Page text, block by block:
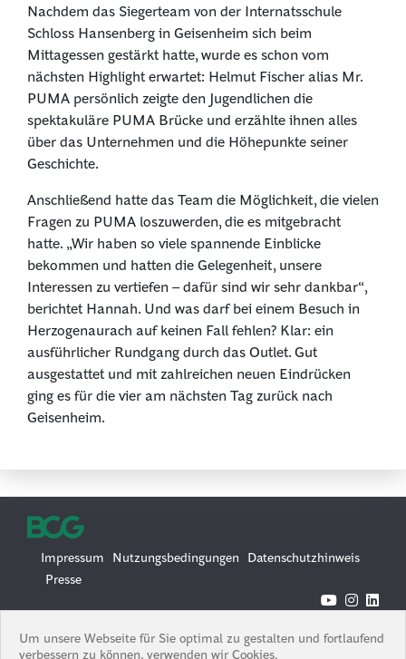
Nachdem das Siegerteam von der Internatsschule
Schloss Hansenberg in Geisenheim sich beim
Mittagessen gestärkt hatte, wurde es schon vom
nächsten Highlight erwartet: Helmut Fischer alias Mr.
PUMA persönlich zeigte den Jugendlichen die
spektakuläre PUMA Brücke und erzählte ihnen alles
über das Unternehmen und die Höhepunkte seiner
Geschichte.
Anschließend hatte das Team die Möglichkeit, die vielen
Fragen zu PUMA loszuwerden, die es mitgebracht
hatte. „Wir haben so viele spannende Einblicke
bekommen und hatten die Gelegenheit, unsere
Interessen zu vertiefen – dafür sind wir sehr dankbar“,
berichtet Hannah. Und was darf bei einem Besuch in
Herzogenaurach auf keinen Fall fehlen? Klar: ein
ausführlicher Rundgang durch das Outlet. Gut
ausgestattet und mit zahlreichen neuen Eindrücken
ging es für die vier am nächsten Tag zurück nach
Geisenheim.
Impressum Nutzungsbedingungen
Datenschutzhinweis
Presse
Boston Consulting Group is an Equal Opportunity Employer. All
Um unsere Webseite für Sie optimal zu gestalten und fortlaufend
verbessern zu können, verwenden wir Cookies.